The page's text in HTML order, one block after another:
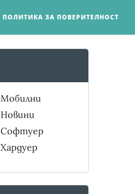
ПОЛИТИКА ЗА ПОВЕРИТЕЛНОСТ
Мобилни
Новини
Софтуер
Хардуер